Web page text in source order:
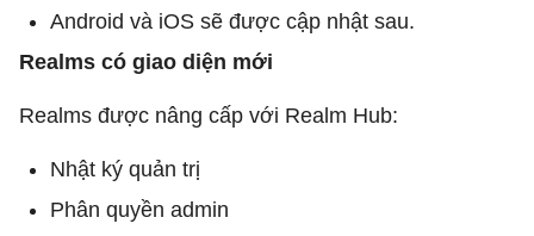
Android và iOS sẽ được cập nhật sau.
Realms có giao diện mới
Realms được nâng cấp với Realm Hub:
Nhật ký quản trị
Phân quyền admin